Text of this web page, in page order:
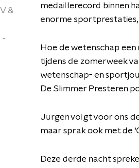
&
-
medaillerecord binnen
enorme sportprestaties,
Hoe de wetenschap
tijdens de zomerweek
wetenschap- en
De Slimmer Presteren
Jurgen volgt voor ons
maar sprak ook met de
Deze derde nacht